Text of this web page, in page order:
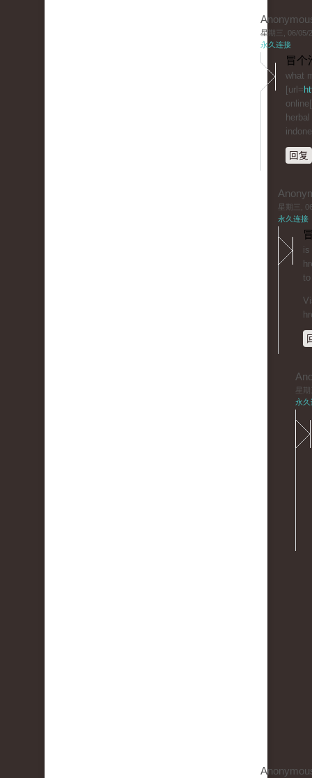
星期三, 06/05/
永久连接
冒个
what
[url=
herbal
回复
星期三,
永久连接
is
星
永久